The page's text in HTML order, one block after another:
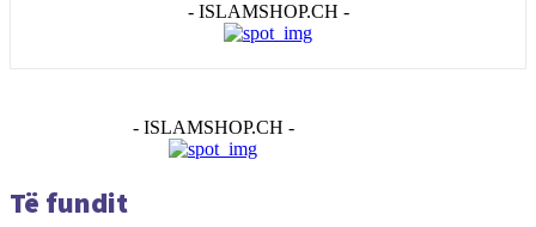
- ISLAMSHOP.CH -
- ISLAMSHOP.CH -
Të fundit